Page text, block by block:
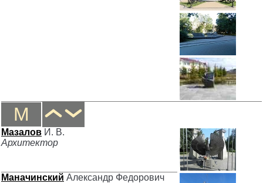
М
Мазалов И. В.
Архитектор
Маначинский Александр Федорович